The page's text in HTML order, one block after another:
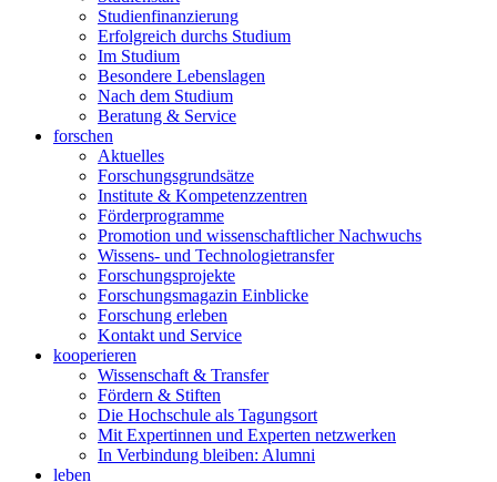
Studienfinanzierung
Erfolgreich durchs Studium
Im Studium
Besondere Lebenslagen
Nach dem Studium
Beratung & Service
forschen
Aktuelles
Forschungsgrundsätze
Institute & Kompetenzzentren
Förderprogramme
Promotion und wissenschaftlicher Nachwuchs
Wissens- und Technologietransfer
Forschungsprojekte
Forschungsmagazin Einblicke
Forschung erleben
Kontakt und Service
kooperieren
Wissenschaft & Transfer
Fördern & Stiften
Die Hochschule als Tagungsort
Mit Expertinnen und Experten netzwerken
In Verbindung bleiben: Alumni
leben